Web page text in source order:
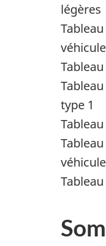
légères
type 1